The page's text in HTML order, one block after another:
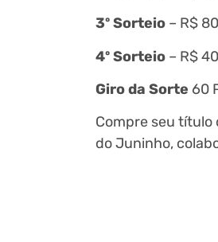
3º Sorteio – R$
4º Sorteio – R$
Giro da Sorte 60
Compre seu título
do Juninho,